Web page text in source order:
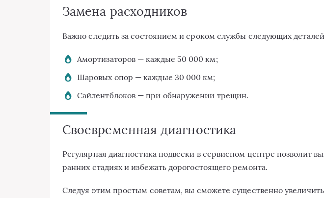
Замена расходников
Важно следить за состоянием и сроком службы следующих
Амортизаторов — каждые 50 000 км;
Шаровых опор — каждые 30 000 км;
Сайлентблоков — при обнаружении трещин.
Своевременная диагностика
Регулярная диагностика подвески в сервисном центре позволит
ранних стадиях и избежать дорогостоящего ремонта.
Следуя этим простым советам, вы сможете существенно